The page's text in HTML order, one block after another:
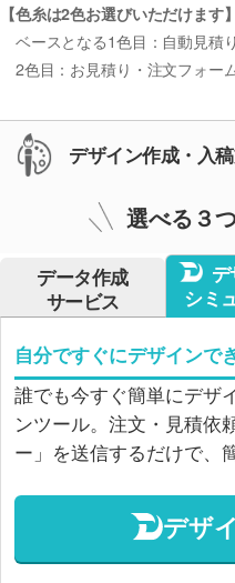
【色糸は2色お選びいただけます】
ベースとなる1色目：自動見積
2色目：お見積り・注文フォー
デザイン作成・入
選べる３
データ作成
サービス
シミ
自分ですぐにデザインで
誰でも今すぐ簡単にデザ
ンツール。注文・見積依
ー」を送信するだけで、
デザ